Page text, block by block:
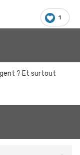
1
? Et surtout